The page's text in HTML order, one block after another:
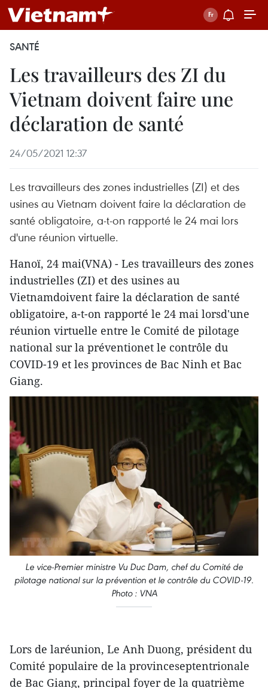
SANTÉ
Les travailleurs des ZI du
Vietnam doivent faire une
déclaration de santé
24/05/2021 12:37
Les travailleurs des zones industrielles (ZI) et des
usines au Vietnam doivent faire la déclaration de
santé obligatoire, a-t-on rapporté le 24 mai lors
d'une réunion virtuelle.
Hanoï, 24 mai(VNA) - Les travailleurs des zones
industrielles (ZI) et des usines au
Vietnamdoivent faire la déclaration de santé
obligatoire, a-t-on rapporté le 24 mai lorsd'une
réunion virtuelle entre le Comité de pilotage
national sur la préventionet le contrôle du
COVID-19 et les provinces de Bac Ninh et Bac
Giang.
Le vice-Premier ministre Vu Duc Dam, chef du Comité de
pilotage national sur la prévention et le contrôle du COVID-19.
Photo : VNA
Lors de laréunion, Le Anh Duong, président du
Comité populaire de la provinceseptentrionale
de Bac Giang, principal foyer de la quatrième